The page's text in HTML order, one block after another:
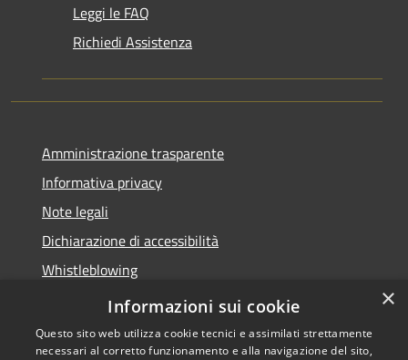
Leggi le FAQ
Richiedi Assistenza
Amministrazione trasparente
Informativa privacy
Note legali
Dichiarazione di accessibilità
Whistleblowing
Piano di miglioramento dei servizi
×
Informazioni sui cookie
Questo sito web utilizza cookie tecnici e assimilati strettamente
necessari al corretto funzionamento e alla navigazione del sito,